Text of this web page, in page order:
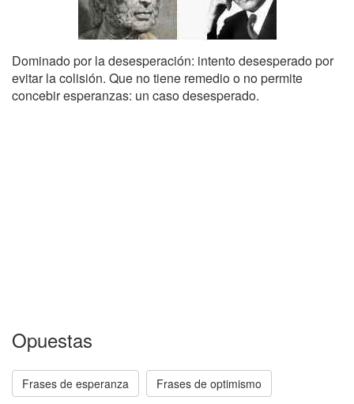
Dominado por la desesperación: intento desesperado por
evitar la colisión. Que no tiene remedio o no permite
concebir esperanzas: un caso desesperado.
Opuestas
Frases de esperanza Frases de optimismo